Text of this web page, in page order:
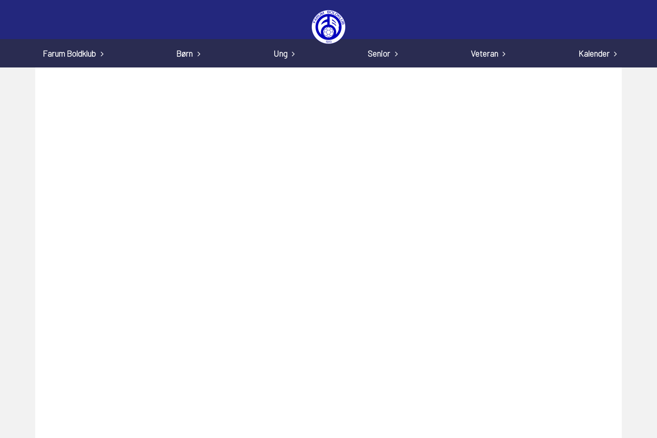
Farum Boldklub Børn Ung Senior Veteran Kalender